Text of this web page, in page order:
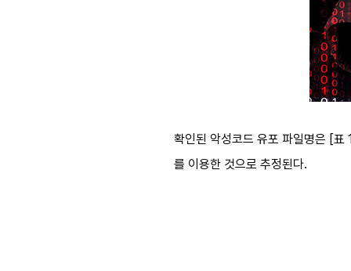
확인된 악성코드 유포 파일명은 [표
를 이용한 것으로 추정된다.